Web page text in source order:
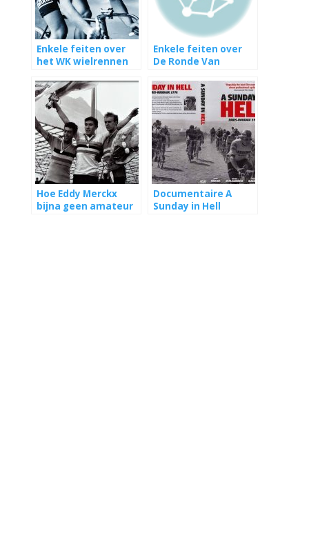
Enkele feiten over
het WK wielrennen
Enkele feiten over
De Ronde Van
Hoe Eddy Merckx
bijna geen amateur
Documentaire A
Sunday in Hell